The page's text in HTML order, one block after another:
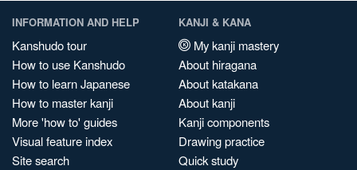
INFORMATION AND HELP
Kanshudo tour
How to use Kanshudo
How to learn Japanese
How to master kanji
More 'how to' guides
Visual feature index
Site search
KANJI & KANA
My kanji mastery
About hiragana
About katakana
About kanji
Kanji components
Drawing practice
Quick study